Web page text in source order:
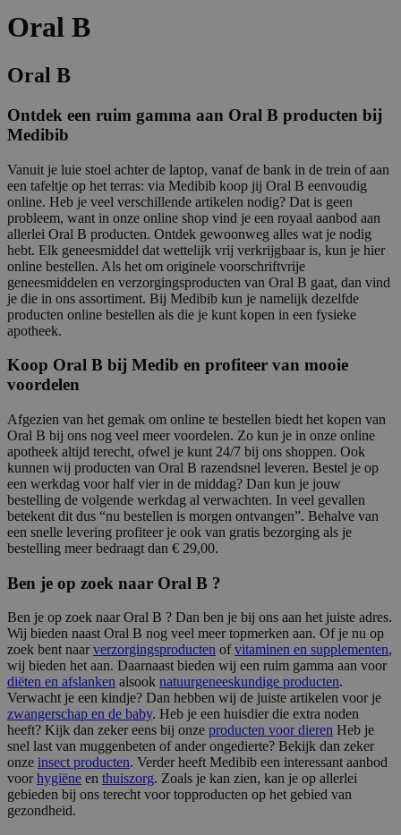
Oral B
Oral B
Ontdek een ruim gamma aan Oral B producten bij
Medibib
Vanuit je luie stoel achter de laptop, vanaf de bank in de trein of aan
een tafeltje op het terras: via Medibib koop jij Oral B eenvoudig
online. Heb je veel verschillende artikelen nodig? Dat is geen
probleem, want in onze online shop vind je een royaal aanbod aan
allerlei Oral B producten. Ontdek gewoonweg alles wat je nodig
hebt. Elk geneesmiddel dat wettelijk vrij verkrijgbaar is, kun je hier
online bestellen. Als het om originele voorschriftvrije
geneesmiddelen en verzorgingsproducten van Oral B gaat, dan vind
je die in ons assortiment. Bij Medibib kun je namelijk dezelfde
producten online bestellen als die je kunt kopen in een fysieke
apotheek.
Koop Oral B bij Medib en profiteer van mooie
voordelen
Afgezien van het gemak om online te bestellen biedt het kopen van
Oral B bij ons nog veel meer voordelen. Zo kun je in onze online
apotheek altijd terecht, ofwel je kunt 24/7 bij ons shoppen. Ook
kunnen wij producten van Oral B razendsnel leveren. Bestel je op
een werkdag voor half vier in de middag? Dan kun je jouw
bestelling de volgende werkdag al verwachten. In veel gevallen
betekent dit dus “nu bestellen is morgen ontvangen”. Behalve van
een snelle levering profiteer je ook van gratis bezorging als je
bestelling meer bedraagt dan € 29,00.
Ben je op zoek naar Oral B ?
Ben je op zoek naar Oral B ? Dan ben je bij ons aan het juiste adres.
Wij bieden naast Oral B nog veel meer topmerken aan. Of je nu op
zoek bent naarverzorgingsproducten ofvitaminen en supplementen,
wij bieden het aan. Daarnaast bieden wij een ruim gamma aan voor
diëten en afslanken alsook natuurgeneeskundige producten.
Verwacht je een kindje? Dan hebben wij de juiste artikelen voor je
zwangerschap en de baby. Heb je een huisdier die extra noden
heeft? Kijk dan zeker eens bij onze producten voor dieren Heb je
snel last van muggenbeten of ander ongedierte? Bekijk dan zeker
onze insect producten. Verder heeft Medibib een interessant aanbod
voorhygiëne en thuiszorg. Zoals je kan zien, kan je op allerlei
gebieden bij ons terecht voor topproducten op het gebied van
gezondheid.